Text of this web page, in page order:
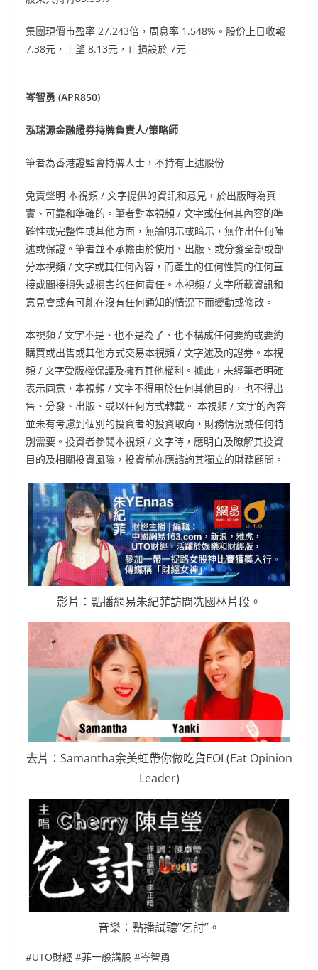
集團現價市盈率 27.243倍，周息率 1.548%。股份上日收報
7.38元，上望 8.13元，止損設於 7元。
岑智勇 (APR850)
泓瑞源金融證券持牌負責人/策略師
筆者為香港證監會持牌人士，不持有上述股份
免責聲明 本視頻 / 文字提供的資訊和意見，於出版時為真
實、可靠和準確的。筆者對本視頻 / 文字或任何其內容的準
確性或完整性或其他方面，無論明示或暗示，無作出任何陳
述或保證。筆者並不承擔由於使用、出版、或分發全部或部
分本視頻 / 文字或其任何內容，而產生的任何性質的任何直
接或間接損失或損害的任何責任。本視頻 / 文字所載資訊和
意見會或有可能在沒有任何通知的情況下而變動或修改。
本視頻 / 文字不是、也不是為了、也不構成任何要約或要約
購買或出售或其他方式交易本視頻 / 文字述及的證券。本視
頻 / 文字受版權保護及擁有其他權利。據此，未經筆者明確
表示同意，本視頻 / 文字不得用於任何其他目的，也不得出
售、分發、出版、或以任何方式轉載。 本視頻 / 文字的內容
並未有考慮到個別的投資者的投資取向，財務情況或任何特
別需要。投資者參閱本視頻 / 文字時，應明白及瞭解其投資
目的及相關投資風險，投資前亦應諮詢其獨立的財務顧問。
影片：點播網易朱紀菲訪問冼國林片段。
去片：Samantha余美虹帶你做吃貨EOL(Eat Opinion
Leader)
音樂：點播試聽”乞討”。
#UTO財經 #菲一般講股 #岑智勇